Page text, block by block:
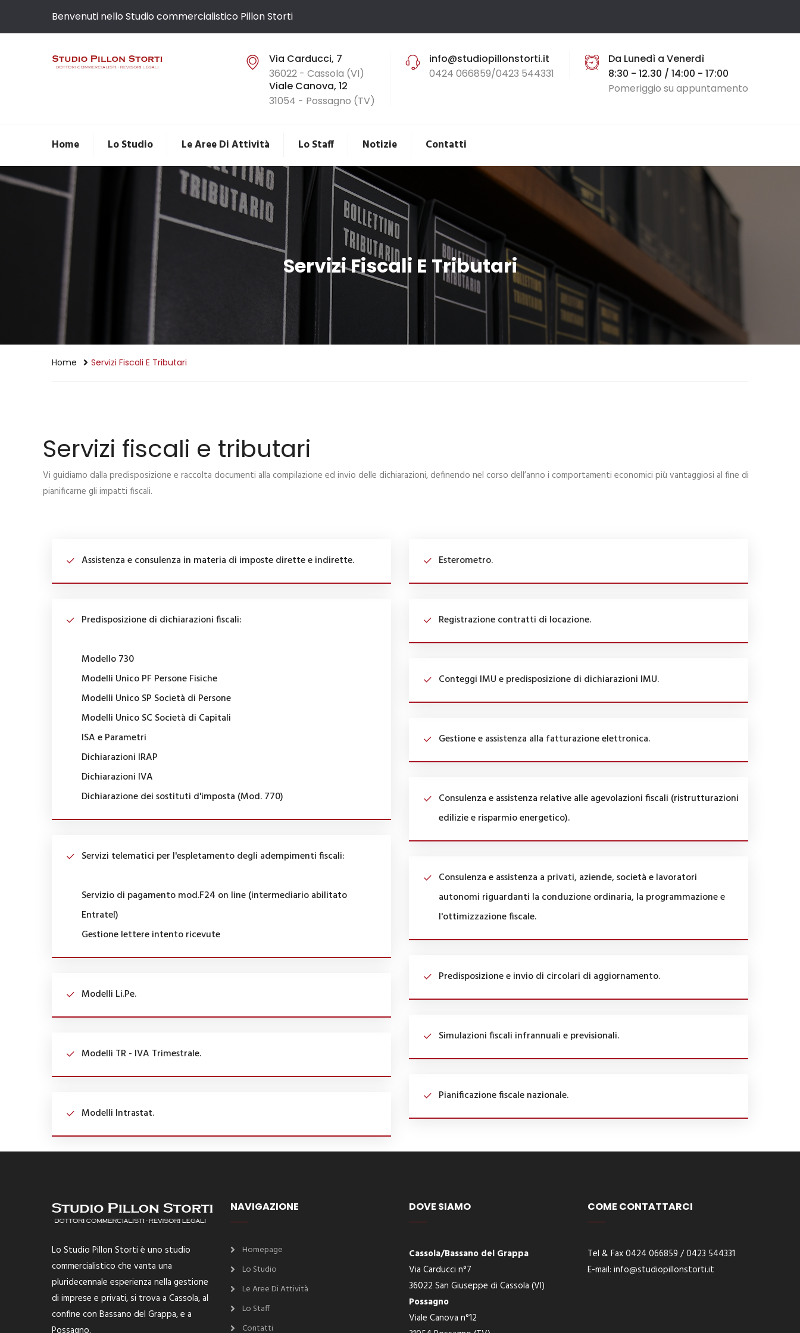
Benvenuti nello Studio commercialistico Pillon Storti
Via Carducci, 7
36022 - Cassola (VI)
Viale Canova, 12
31054 - Possagno (TV)
info@studiopillonstorti.it
0424 066859/0423 544331
Da Lunedì a Venerdì
8:30 - 12.30 / 14:00 - 17:00
Pomeriggio su appuntamento
Home Lo Studio Le Aree Di Attività Lo Staff Notizie Contatti
Servizi Fiscali E Tributari
Home Servizi Fiscali E Tributari
Servizi fiscali e tributari
Vi guidiamo dalla predisposizione e raccolta documenti alla compilazione ed invio delle dichiarazioni, definendo nel corso dell’anno i comportamenti economici più vantaggiosi al fine di
pianificarne gli impatti fiscali.
Assistenza e consulenza in materia di imposte dirette e indirette.
Predisposizione di dichiarazioni fiscali:
Modello 730
Modelli Unico PF Persone Fisiche
Modelli Unico SP Società di Persone
Modelli Unico SC Società di Capitali
ISA e Parametri
Dichiarazioni IRAP
Dichiarazioni IVA
Dichiarazione dei sostituti d'imposta (Mod. 770)
Servizi telematici per l'espletamento degli adempimenti fiscali:
Servizio di pagamento mod.F24 on line (intermediario abilitato
Entratel)
Gestione lettere intento ricevute
Modelli Li.Pe.
Modelli TR - IVA Trimestrale.
Modelli Intrastat.
Esterometro.
Registrazione contratti di locazione.
Conteggi IMU e predisposizione di dichiarazioni IMU.
Gestione e assistenza alla fatturazione elettronica.
Consulenza e assistenza relative alle agevolazioni fiscali (ristrutturazioni
edilizie e risparmio energetico).
Consulenza e assistenza a privati, aziende, società e lavoratori
autonomi riguardanti la conduzione ordinaria, la programmazione e
l'ottimizzazione fiscale.
Predisposizione e invio di circolari di aggiornamento.
Simulazioni fiscali infrannuali e previsionali.
Pianificazione fiscale nazionale.
Lo Studio Pillon Storti è uno studio
commercialistico che vanta una
pluridecennale esperienza nella gestione
di imprese e privati, si trova a Cassola, al
confine con Bassano del Grappa, e a
NAVIGAZIONE
Homepage
Lo Studio
Le Aree Di Attività
Lo Staff
Contatti
DOVE SIAMO
Cassola/Bassano del Grappa
Via Carducci n°7
36022 San Giuseppe di Cassola (VI)
Possagno
Viale Canova n°12
COME CONTATTARCI
Tel & Fax 0424 066859 / 0423 544331
E-mail: info@studiopillonstorti.it